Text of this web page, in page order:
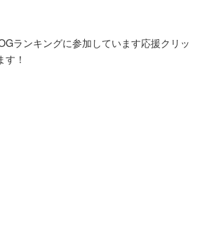
ランキングに参加しています応援クリッ
！